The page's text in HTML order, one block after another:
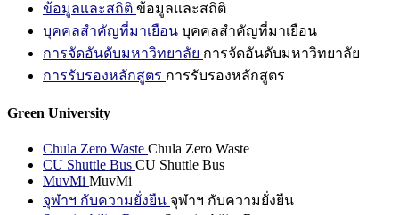
ข้อมูลและสถิติ ข้อมูลและสถิติ
บุคคลสำคัญที่มาเยือน บุคคลสำคัญที่มาเยือน
การจัดอันดับมหาวิทยาลัย การจัดอันดับมหาวิทยาลัย
การรับรองหลักสูตร การรับรองหลักสูตร
Green University
Chula Zero Waste Chula Zero Waste
CU Shuttle Bus CU Shuttle Bus
MuvMi MuvMi
จุฬาฯ กับความยั่งยืน จุฬาฯ กับความยั่งยืน